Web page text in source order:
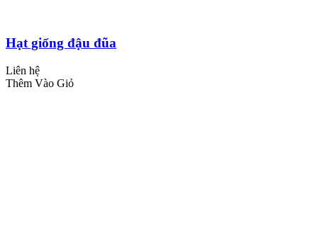
Hạt giống đậu đũa
Liên hệ
Thêm Vào Giỏ